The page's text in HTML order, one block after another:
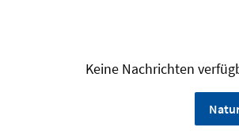
Keine Nachrichten